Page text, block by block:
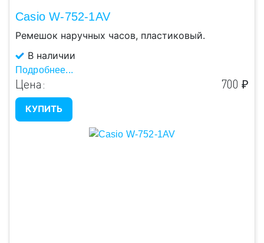
Casio W-752-1AV
Ремешок наручных часов, пластиковый.
В наличии
Подробнее...
Цена: 700 ₽
КУПИТЬ